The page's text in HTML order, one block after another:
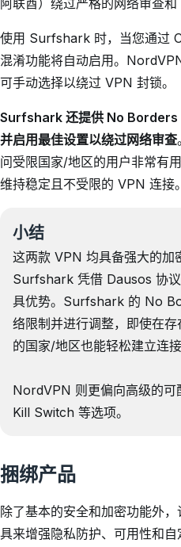
阿联酋）绕过严格的网络审查和
使用 Surfshark 时，当您通过
混淆功能将自动启用。
可手动选择以绕过 VPN 封锁。
Surfshark 还提供 No Borders
并启用最佳设置以绕过网络审查
问受限国家/地区的用户非常有
维持稳定且不受限的 VPN 连接。
小结
这两款 VPN 均具备强大的加
Surfshark 凭借 Dausos 协
具优势。Surfshark 的 No
络限制并进行调整，即使在
的国家/地区也能轻松建立连接
NordVPN 则更偏向高级的可
Kill Switch 等选项。
捆绑产品
除了基本的安全和加密功能外
具来增强隐私防护、可用性和